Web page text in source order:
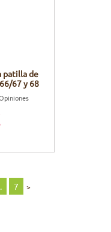
patilla de
67 y 68
7 >